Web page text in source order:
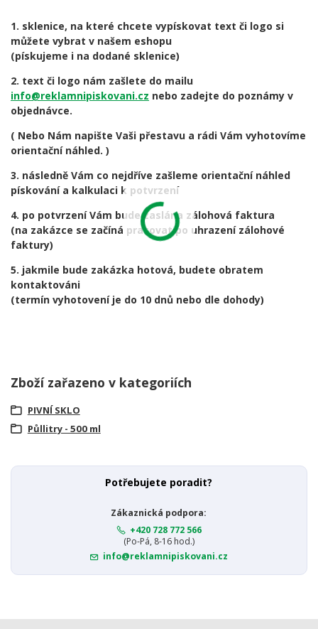
1. sklenice, na které chcete vypískovat text či logo si
můžete vybrat v našem eshopu
(pískujeme i na dodané sklenice)
2. text či logo nám zašlete do mailu
info@reklamnipiskovani.cz nebo zadejte do poznámy v
objednávce.
( Nebo Nám napište Vaši přestavu a rádi Vám vyhotovíme
orientační náhled. )
3. následně Vám co nejdříve zašleme orientační náhled
pískování a kalkulaci k potvrzení
4. po potvrzení Vám bude zaslána zálohová faktura
(na zakázce se začíná pracovat po uhrazení zálohové
faktury)
5. jakmile bude zakázka hotová, budete obratem
kontaktováni
(termín vyhotovení je do 10 dnů nebo dle dohody)
Zboží zařazeno v kategoriích
PIVNÍ SKLO
Půllitry - 500 ml
Potřebujete poradit?
Zákaznická podpora:
+420 728 772 566
(Po-Pá, 8-16 hod.)
info@reklamnipiskovani.cz